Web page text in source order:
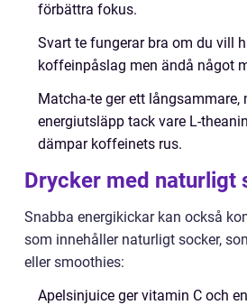
förbättra fokus.
Svart te fungerar bra om du vill
koffeinpåslag men ändå något
Matcha-te ger ett långsammare,
energiutsläpp tack vare L-
dämpar koffeinets rus.
Drycker med naturligt
Snabba energikickar kan också
som innehåller naturligt socker,
eller smoothies:
Apelsinjuice ger vitamin C och